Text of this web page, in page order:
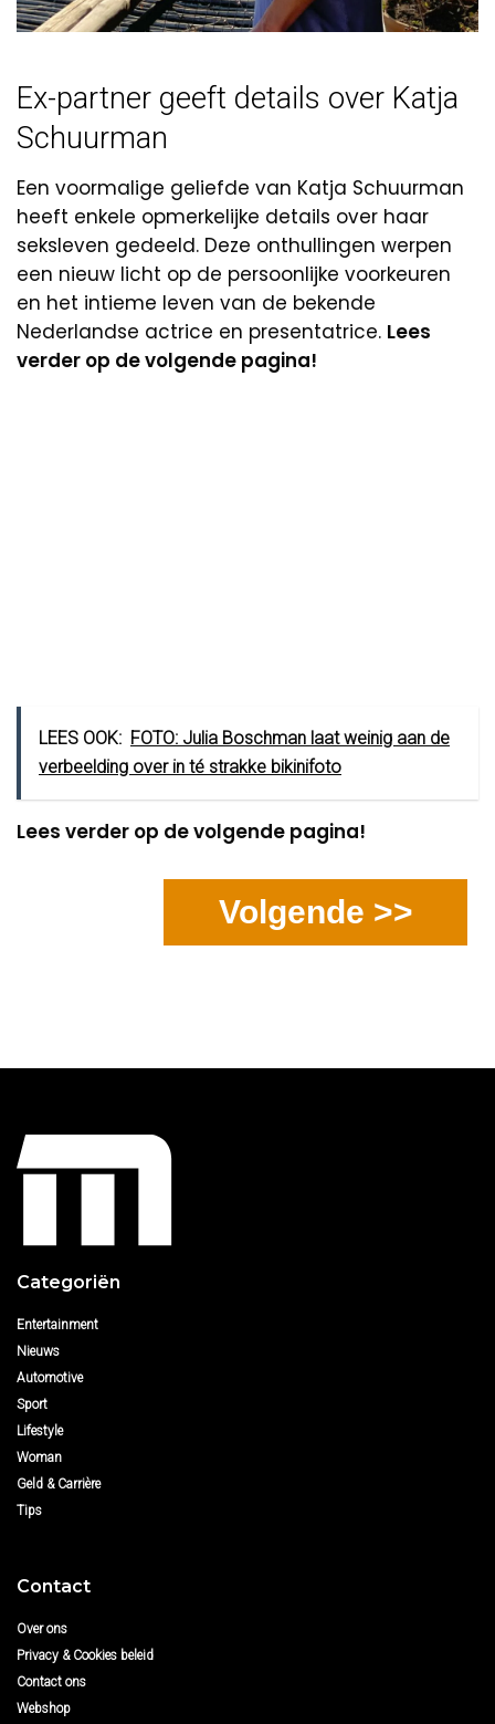
Ex-partner geeft details over Katja
Schuurman
Een voormalige geliefde van Katja Schuurman
heeft enkele opmerkelijke details over haar
seksleven gedeeld. Deze onthullingen werpen
een nieuw licht op de persoonlijke voorkeuren
en het intieme leven van de bekende
Nederlandse actrice en presentatrice. Lees
verder op de volgende pagina!
LEES OOK: FOTO: Julia Boschman laat weinig aan de
verbeelding over in té strakke bikinifoto
Lees verder op de volgende pagina!
Volgende >>
Categoriën
Entertainment
Nieuws
Automotive
Sport
Lifestyle
Woman
Geld & Carrière
Tips
Contact
Over ons
Privacy & Cookies beleid
Contact ons
Webshop